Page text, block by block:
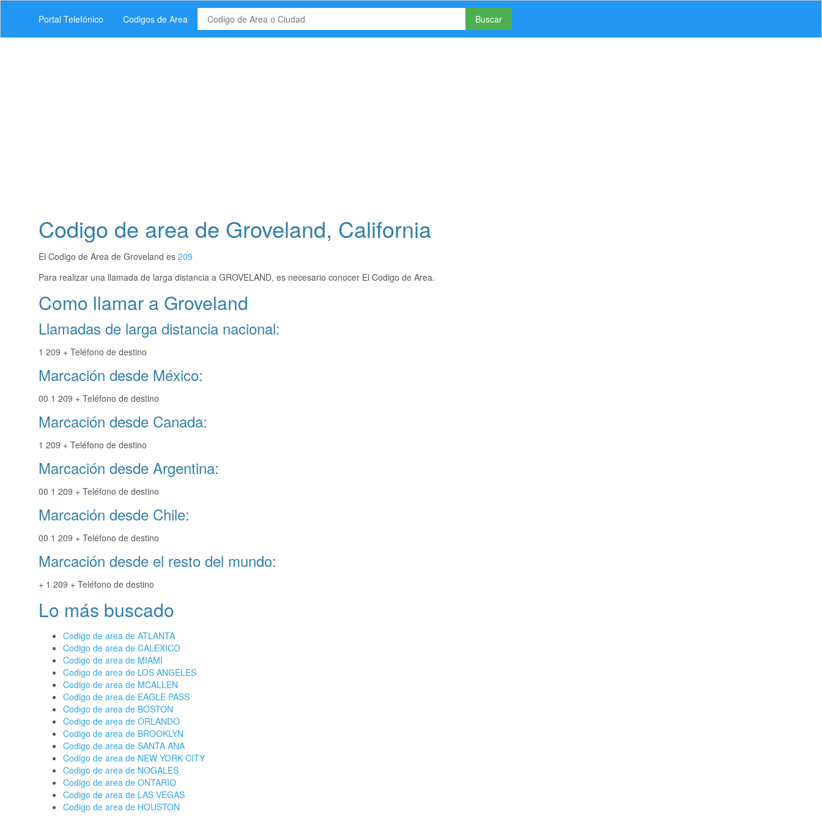
Portal Telefónico Codigos de Area Buscar
Codigo de area de Groveland, California
El Codigo de Area de Groveland es 209
Para realizar una llamada de larga distancia a GROVELAND, es necesario conocer El Codigo de Area.
Como llamar a Groveland
Llamadas de larga distancia nacional:
1 209 + Teléfono de destino
Marcación desde México:
00 1 209 + Teléfono de destino
Marcación desde Canada:
1 209 + Teléfono de destino
Marcación desde Argentina:
00 1 209 + Teléfono de destino
Marcación desde Chile:
00 1 209 + Teléfono de destino
Marcación desde el resto del mundo:
+ 1 209 + Teléfono de destino
Lo más buscado
Codigo de area de ATLANTA
Codigo de area de CALEXICO
Codigo de area de MIAMI
Codigo de area de LOS ANGELES
Codigo de area de MCALLEN
Codigo de area de EAGLE PASS
Codigo de area de BOSTON
Codigo de area de ORLANDO
Codigo de area de BROOKLYN
Codigo de area de SANTA ANA
Codigo de area de NEW YORK CITY
Codigo de area de NOGALES
Codigo de area de ONTARIO
Codigo de area de LAS VEGAS
Codigo de area de HOUSTON